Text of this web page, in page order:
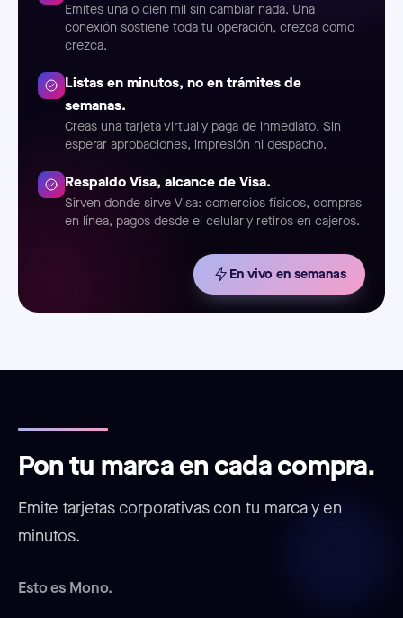
Emites una o cien mil sin cambiar nada. Una
conexión sostiene toda tu operación, crezca como
crezca.
Listas en minutos, no en trámites de
semanas.
Creas una tarjeta virtual y paga de inmediato. Sin
esperar aprobaciones, impresión ni despacho.
Respaldo Visa, alcance de Visa.
Sirven donde sirve Visa: comercios físicos, compras
en línea, pagos desde el celular y retiros en cajeros.
En vivo en semanas
Pon tu marca en cada compra.
Emite tarjetas corporativas con tu marca y en
minutos.
Esto es Mono.